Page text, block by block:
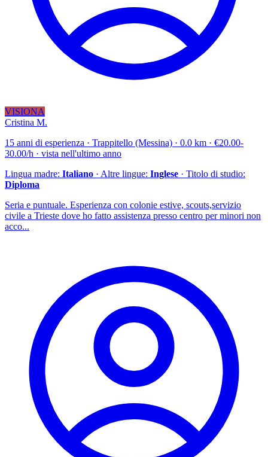
VISIONA
Cristina M.
15 anni di esperienza · Trappitello (Messina) · 0.0 km · €20.00-
30.00/h · vista nell'ultimo anno
Lingua madre: Italiano · Altre lingue: Inglese · Titolo di studio:
Diploma
Seria e puntuale. Esperienza con colonie estive, scouts,servizio
civile a Trieste dove ho fatto assistenza presso centro per minori non
acco...